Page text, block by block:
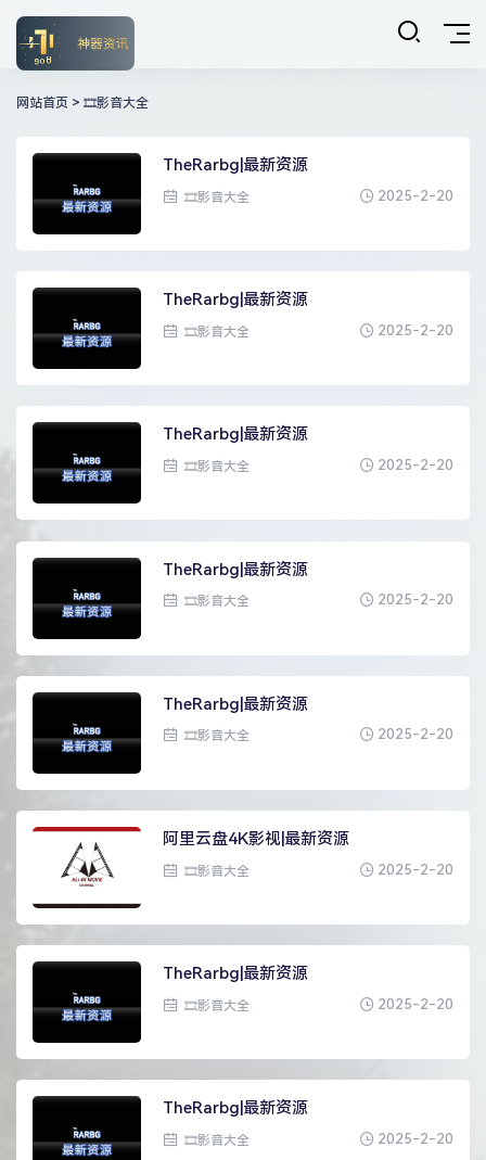
网站首页 > 🎞影音大全
TheRarbg|最新资源
🎞影音大全 2025-2-20
TheRarbg|最新资源
🎞影音大全 2025-2-20
TheRarbg|最新资源
🎞影音大全 2025-2-20
TheRarbg|最新资源
🎞影音大全 2025-2-20
TheRarbg|最新资源
🎞影音大全 2025-2-20
阿里云盘4K影视|最新资源
🎞影音大全 2025-2-20
TheRarbg|最新资源
🎞影音大全 2025-2-20
TheRarbg|最新资源
🎞影音大全 2025-2-20